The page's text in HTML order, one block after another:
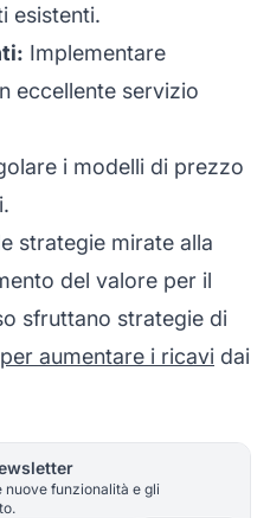
esistenti.
Implementare
eccellente servizio
i modelli di prezzo
strategie mirate alla
del valore per il
sfruttano strategie di
per aumentare i ricavi dai
funzionalità e gli